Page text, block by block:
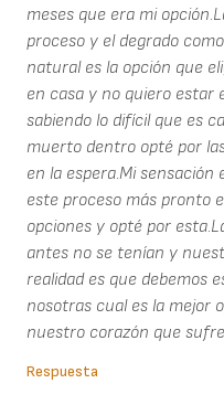
meses que era mi
proceso y el degrado
natural es la opción que
en casa y no quiero estar
sabiendo lo difícil que es
muerto dentro opté por
en la espera.Mi
este proceso más pronto
opciones y opté por
antes no se tenían y
realidad es que debemos
nosotras cual es la mejor
nuestro corazón que
Respuesta